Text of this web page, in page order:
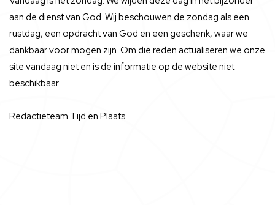
aan de dienst van God. Wij beschouwen de zondag als een
rustdag, een opdracht van God en een geschenk, waar we
dankbaar voor mogen zijn. Om die reden actualiseren we onze
site vandaag niet en is de informatie op de website niet
beschikbaar.
Redactieteam Tijd en Plaats